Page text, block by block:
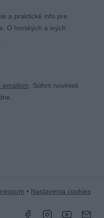
a praktické info pre
O horských a iných
emailom . Súhrn noviniek
• Nastavenia cookies